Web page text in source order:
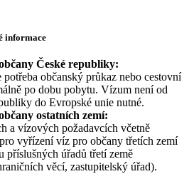
informace
České republiky:
občanský průkaz nebo cestovní
po dobu pobytu. Vízum není od
do Evropské unie nutné.
ostatních zemí:
a vízových požadavcích včetně
vyřízení víz pro občany třetích zemí
příslušných úřadů třetí země
věcí, zastupitelský úřad).